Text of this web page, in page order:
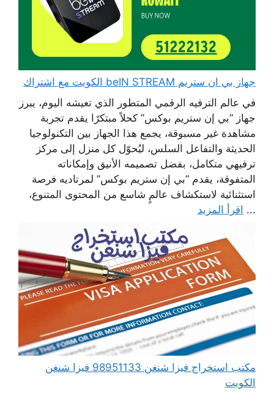
جهاز بي ان ستريم beIN STREAM الكويت مع اشتراك
في عالم الترفيه الرقمي المتطور الذي تعيشه اليوم، يبرز
جهاز “بي إن ستريم بوكس” كحلاً مبتكرًا يقدم تجربة
مشاهدة غير مسبوقة، يجمع هذا الجهاز بين التكنولوجيا
الحديثة والتفاعل السلس، ليُحوّل كل منزل إلى مركز
ترفيهي متكامل، بفضل تصميمه الأنيق وإمكاناته
المتفوقة، يقدم “بي إن ستريم بوكس” لمرتاديه فرصة
استثنائية لاستكشاف عالمٍ شاسع من المحتوى المتنوع،
... اقرأ المزيد
مكتب استخراج فيزا شنغن 98951133 فيزا شنغن
الكويت